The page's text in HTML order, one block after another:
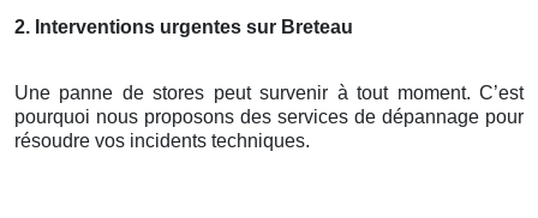
2. Interventions urgentes sur Breteau
Une panne de stores peut survenir à tout moment. C’est
pourquoi nous proposons des services de dépannage pour
résoudre vos incidents techniques.